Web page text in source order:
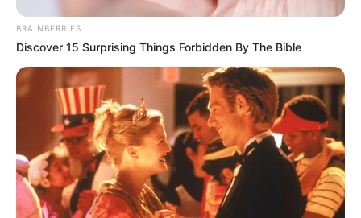
BRAINBERRIES
Discover 15 Surprising Things Forbidden By The Bible